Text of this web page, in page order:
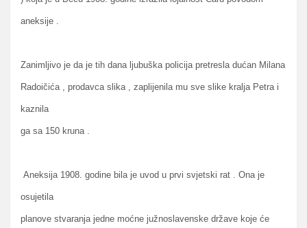
aneksije .
Zanimljivo je da je tih dana ljubuška policija pretresla dućan Milana
Radoičića , prodavca slika , zaplijenila mu sve slike kralja Petra i
kaznila
ga sa 150 kruna .
Aneksija 1908. godine bila je uvod u prvi svjetski rat . Ona je
osujetila
planove stvaranja jedne moćne južnoslavenske države koje će